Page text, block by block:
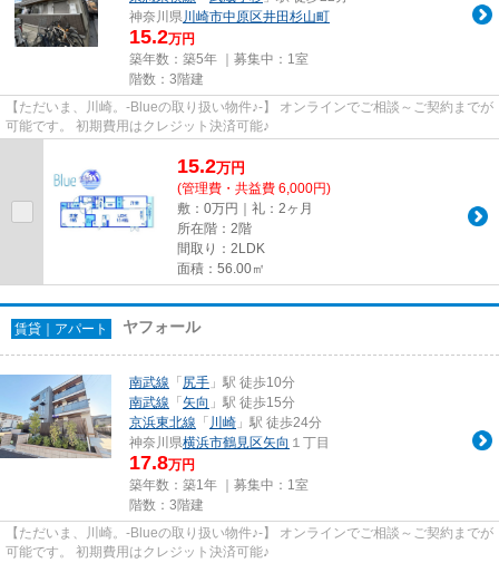
神奈川県川崎市中原区井田杉山町
15.2万円
築年数：築5年 ｜募集中： 1室
階数：3階建
【ただいま、川崎。-Blueの取り扱い物件♪-】 オンラインでご相談～ご契約までが
可能です。 初期費用はクレジット決済可能♪
15.2万円
(管理費・共益費 6,000円)
敷：0万円｜礼：2ヶ月
所在階：2階
間取り：2LDK
面積：56.00㎡
賃貸｜アパート ヤフォール
南武線 「 尻手 」駅 徒歩10分
南武線 「 矢向 」駅 徒歩15分
京浜東北線 「 川崎 」駅 徒歩24分
神奈川県横浜市鶴見区矢向 １丁目
17.8万円
築年数：築1年 ｜募集中： 1室
階数：3階建
【ただいま、川崎。-Blueの取り扱い物件♪-】 オンラインでご相談～ご契約までが
可能です。 初期費用はクレジット決済可能♪